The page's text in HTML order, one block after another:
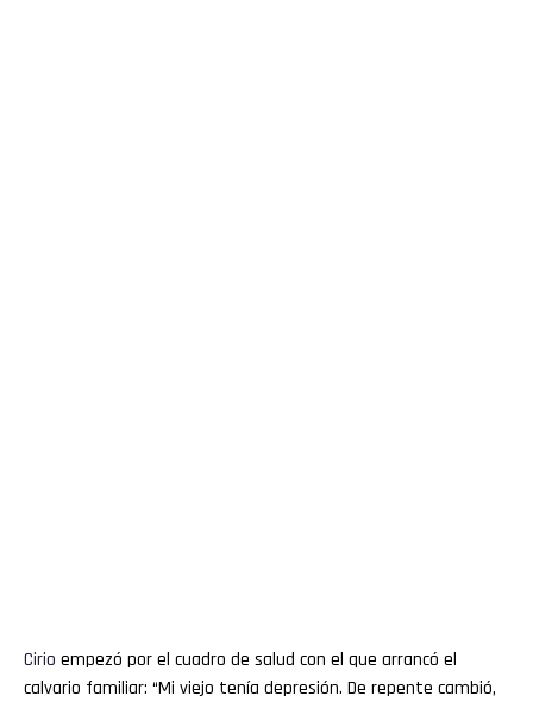
Cirio empezó por el cuadro de salud con el que arrancó el
calvario familiar: “Mi viejo tenía depresión. De repente cambió,